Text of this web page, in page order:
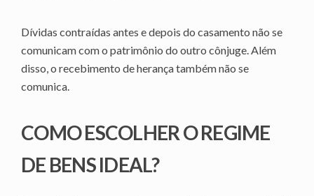
Dívidas contraídas antes e depois do casamento não se
comunicam com o patrimônio do outro cônjuge. Além
disso, o recebimento de herança também não se
comunica.
COMO ESCOLHER O REGIME
DE BENS IDEAL?